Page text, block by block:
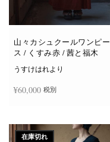
山々カシュクールワンピー
ス / くすみ赤 / 茜と福木
うすけはれより
¥60,000 税別
在庫切れ